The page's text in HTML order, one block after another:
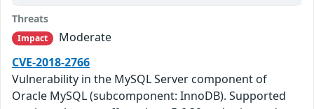
Threats
Impact
Moderate
CVE-2018-2766
Vulnerability in the MySQL Server component of
Oracle MySQL (subcomponent: InnoDB). Supported